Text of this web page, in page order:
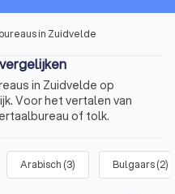
in Zuidvelde
in Zuidvelde op
Voor het vertalen van
of tolk.
Arabisch (3) Bulgaars(2)